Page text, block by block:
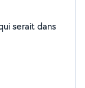
serait dans